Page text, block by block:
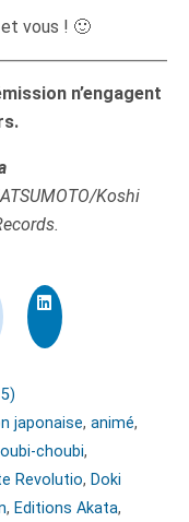
vous ! 🙂
n’engagent
Koshi
japonaise, animé,
choubi,
Revolutio, Doki
, Editions Akata,